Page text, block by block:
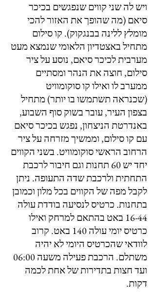
ויש לה שני קווים שנפגשים בכיכר
סיאם (מה שהופך את האזור להכי
מומלץ ללינה בבנגקוק). קו סילום
מתחיל באצטדיון הלאומי שנמצא מעט
מערבית לכיכר סיאם, נוסע על ציר
סילום, חוצה את הנהר ומסתיים
ממערב לו ואילו קו סוקומוויט
(שכנראה תשתמשו בו יותר) מתחיל
בצפון העיר, עובר בשוק סוף השבוע,
באנדרטת הניצחון, נפגש בכיכר סיאם
עם קו סילום, וממשיך מזרחה על ציר
הרחוב הראשי סוקומוויט. בשני הקווים
יחד יש 60 תחנות וגם חיבור לרכבת
התחתית ולרכבת שדה התעופה. ניתן
לקבל מפה של הקווים בכל מלון וכמובן
בתחנות. כרטיס לנסיעה בודדת עולה
16-44 באט בהתאם למרחק ואילו
כרטיס יומי עולה 140 באט. קרוב
לוודאי שהכרטיס היומי לא יהיה
ועד חצות בתדירות של אחת לכמה
דקות.